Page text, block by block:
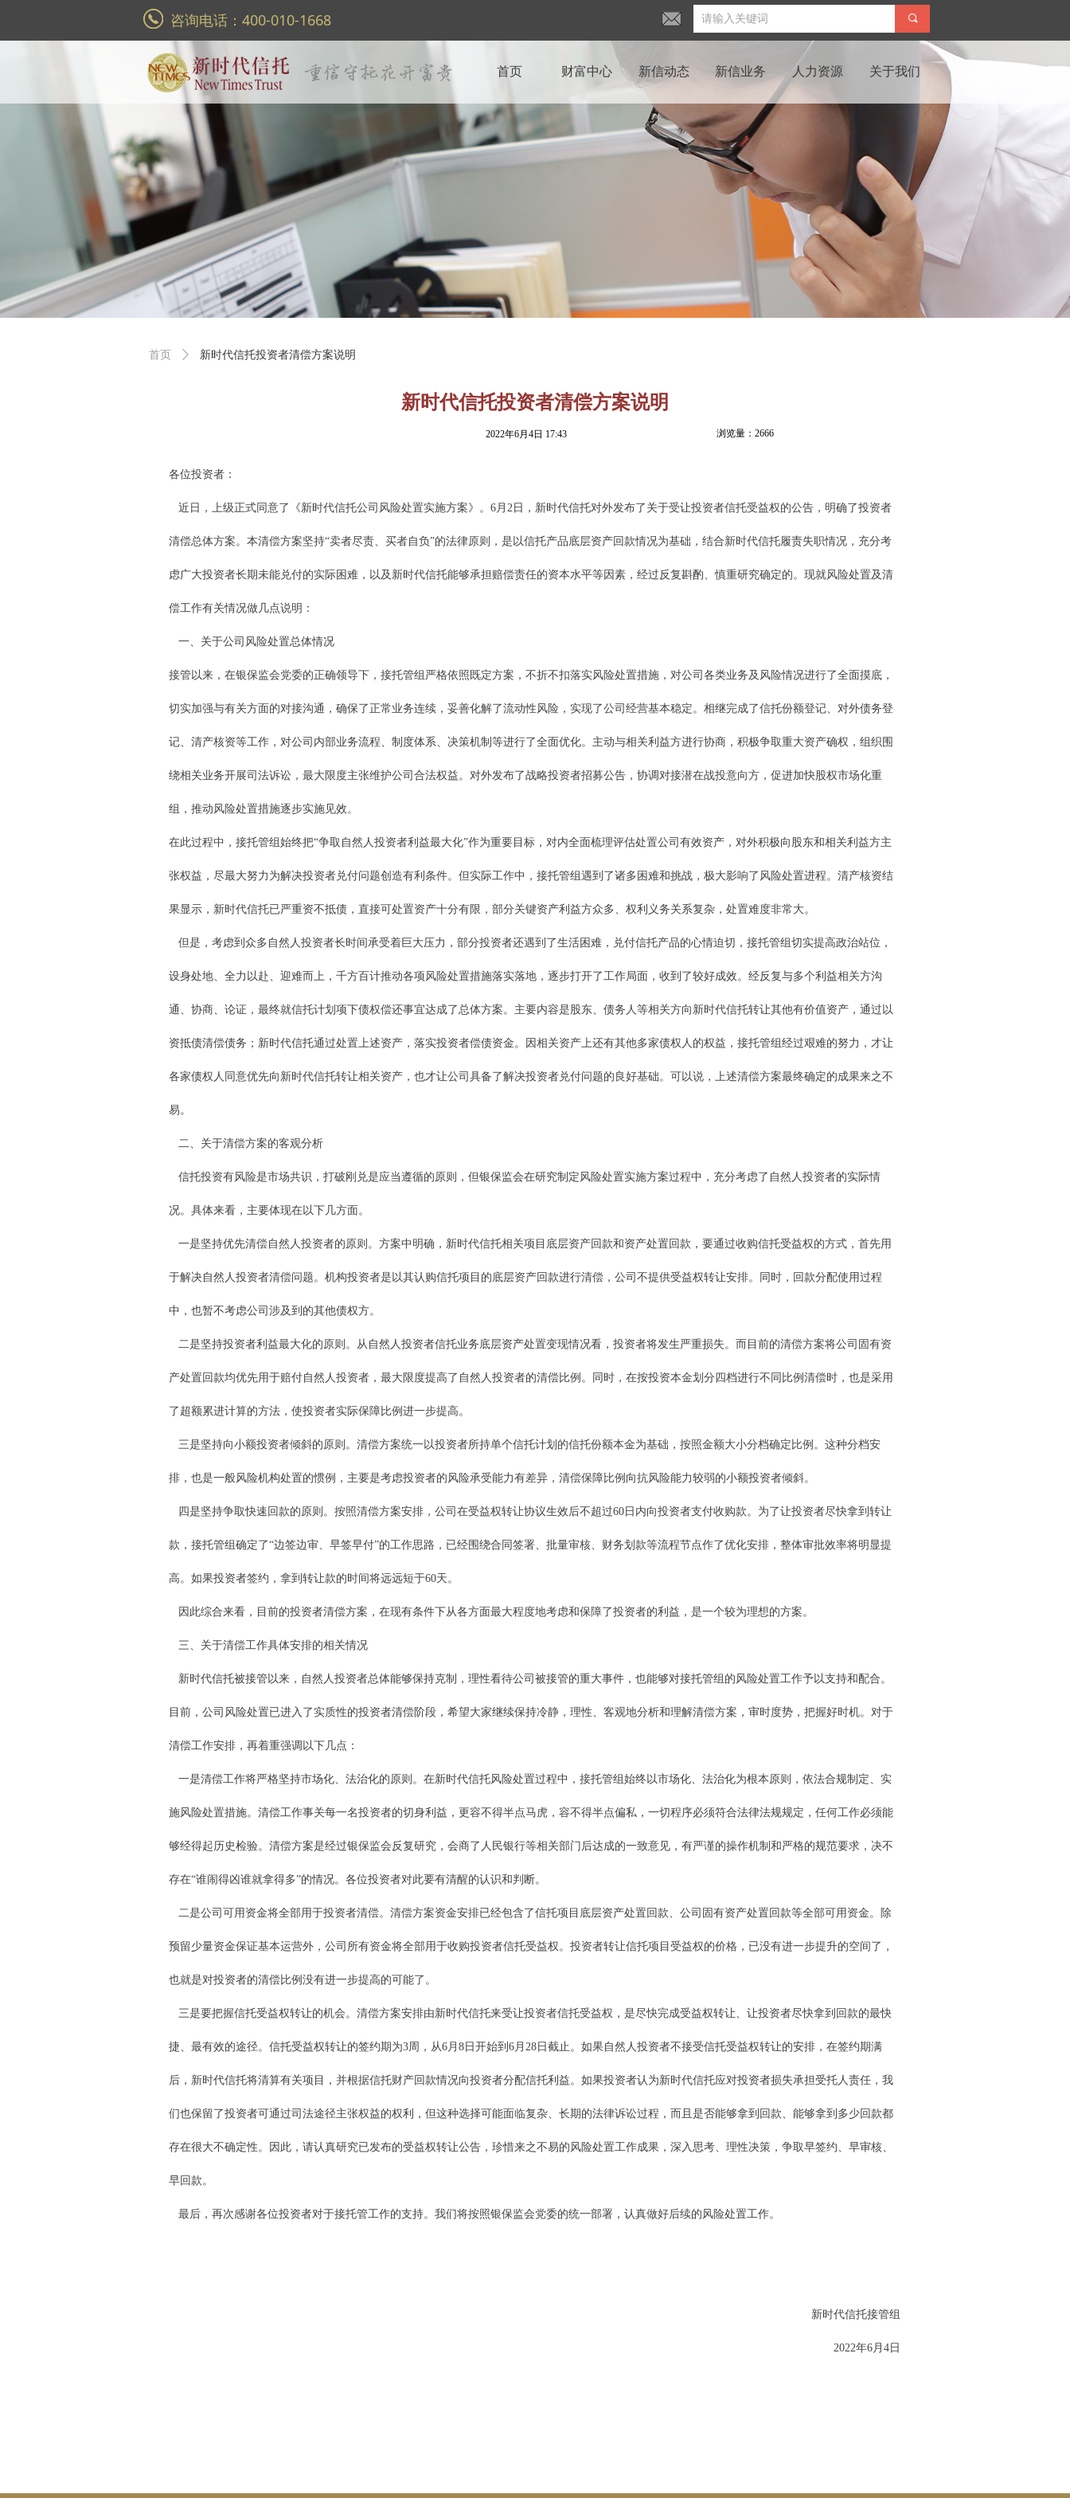
咨询电话：400-010-1668 끠
首页 财富中心 新信动态 新信业务 人力资源 关于我们
新时代信托投资者清偿方案说明
首页 ꄲ 新时代信托投资者清偿方案说明
各位投资者：
近日，上级正式同意了《新时代信托公司风险处置实施方案》。6月2日，新时代信托对外发布了关于受让投资者信托受益权的公告，明确了投资者
清偿总体方案。本清偿方案坚持“卖者尽责、买者自负”的法律原则，是以信托产品底层资产回款情况为基础，结合新时代信托履责失职情况，充分考
虑广大投资者长期未能兑付的实际困难，以及新时代信托能够承担赔偿责任的资本水平等因素，经过反复斟酌、慎重研究确定的。现就风险处置及清
偿工作有关情况做几点说明：
一、关于公司风险处置总体情况
接管以来，在银保监会党委的正确领导下，接托管组严格依照既定方案，不折不扣落实风险处置措施，对公司各类业务及风险情况进行了全面摸底，
切实加强与有关方面的对接沟通，确保了正常业务连续，妥善化解了流动性风险，实现了公司经营基本稳定。相继完成了信托份额登记、对外债务登
记、清产核资等工作，对公司内部业务流程、制度体系、决策机制等进行了全面优化。主动与相关利益方进行协商，积极争取重大资产确权，组织围
绕相关业务开展司法诉讼，最大限度主张维护公司合法权益。对外发布了战略投资者招募公告，协调对接潜在战投意向方，促进加快股权市场化重
组，推动风险处置措施逐步实施见效。
在此过程中，接托管组始终把“争取自然人投资者利益最大化”作为重要目标，对内全面梳理评估处置公司有效资产，对外积极向股东和相关利益方主
张权益，尽最大努力为解决投资者兑付问题创造有利条件。但实际工作中，接托管组遇到了诸多困难和挑战，极大影响了风险处置进程。清产核资结
果显示，新时代信托已严重资不抵债，直接可处置资产十分有限，部分关键资产利益方众多、权利义务关系复杂，处置难度非常大。
但是，考虑到众多自然人投资者长时间承受着巨大压力，部分投资者还遇到了生活困难，兑付信托产品的心情迫切，接托管组切实提高政治站位，
设身处地、全力以赴、迎难而上，千方百计推动各项风险处置措施落实落地，逐步打开了工作局面，收到了较好成效。经反复与多个利益相关方沟
通、协商、论证，最终就信托计划项下债权偿还事宜达成了总体方案。主要内容是股东、债务人等相关方向新时代信托转让其他有价值资产，通过以
资抵债清偿债务；新时代信托通过处置上述资产，落实投资者偿债资金。因相关资产上还有其他多家债权人的权益，接托管组经过艰难的努力，才让
各家债权人同意优先向新时代信托转让相关资产，也才让公司具备了解决投资者兑付问题的良好基础。可以说，上述清偿方案最终确定的成果来之不
易。
二、关于清偿方案的客观分析
信托投资有风险是市场共识，打破刚兑是应当遵循的原则，但银保监会在研究制定风险处置实施方案过程中，充分考虑了自然人投资者的实际情
况。具体来看，主要体现在以下几方面。
一是坚持优先清偿自然人投资者的原则。方案中明确，新时代信托相关项目底层资产回款和资产处置回款，要通过收购信托受益权的方式，首先用
于解决自然人投资者清偿问题。机构投资者是以其认购信托项目的底层资产回款进行清偿，公司不提供受益权转让安排。同时，回款分配使用过程
中，也暂不考虑公司涉及到的其他债权方。
二是坚持投资者利益最大化的原则。从自然人投资者信托业务底层资产处置变现情况看，投资者将发生严重损失。而目前的清偿方案将公司固有资
产处置回款均优先用于赔付自然人投资者，最大限度提高了自然人投资者的清偿比例。同时，在按投资本金划分四档进行不同比例清偿时，也是采用
了超额累进计算的方法，使投资者实际保障比例进一步提高。
三是坚持向小额投资者倾斜的原则。清偿方案统一以投资者所持单个信托计划的信托份额本金为基础，按照金额大小分档确定比例。这种分档安
排，也是一般风险机构处置的惯例，主要是考虑投资者的风险承受能力有差异，清偿保障比例向抗风险能力较弱的小额投资者倾斜。
四是坚持争取快速回款的原则。按照清偿方案安排，公司在受益权转让协议生效后不超过60日内向投资者支付收购款。为了让投资者尽快拿到转让
款，接托管组确定了“边签边审、早签早付”的工作思路，已经围绕合同签署、批量审核、财务划款等流程节点作了优化安排，整体审批效率将明显提
高。如果投资者签约，拿到转让款的时间将远远短于60天。
因此综合来看，目前的投资者清偿方案，在现有条件下从各方面最大程度地考虑和保障了投资者的利益，是一个较为理想的方案。
三、关于清偿工作具体安排的相关情况
新时代信托被接管以来，自然人投资者总体能够保持克制，理性看待公司被接管的重大事件，也能够对接托管组的风险处置工作予以支持和配合。
目前，公司风险处置已进入了实质性的投资者清偿阶段，希望大家继续保持冷静，理性、客观地分析和理解清偿方案，审时度势，把握好时机。对于
清偿工作安排，再着重强调以下几点：
一是清偿工作将严格坚持市场化、法治化的原则。在新时代信托风险处置过程中，接托管组始终以市场化、法治化为根本原则，依法合规制定、实
施风险处置措施。清偿工作事关每一名投资者的切身利益，更容不得半点马虎，容不得半点偏私，一切程序必须符合法律法规规定，任何工作必须能
够经得起历史检验。清偿方案是经过银保监会反复研究，会商了人民银行等相关部门后达成的一致意见，有严谨的操作机制和严格的规范要求，决不
存在“谁闹得凶谁就拿得多”的情况。各位投资者对此要有清醒的认识和判断。
二是公司可用资金将全部用于投资者清偿。清偿方案资金安排已经包含了信托项目底层资产处置回款、公司固有资产处置回款等全部可用资金。除
预留少量资金保证基本运营外，公司所有资金将全部用于收购投资者信托受益权。投资者转让信托项目受益权的价格，已没有进一步提升的空间了，
也就是对投资者的清偿比例没有进一步提高的可能了。
三是要把握信托受益权转让的机会。清偿方案安排由新时代信托来受让投资者信托受益权，是尽快完成受益权转让、让投资者尽快拿到回款的最快
捷、最有效的途径。信托受益权转让的签约期为3周，从6月8日开始到6月28日截止。如果自然人投资者不接受信托受益权转让的安排，在签约期满
后，新时代信托将清算有关项目，并根据信托财产回款情况向投资者分配信托利益。如果投资者认为新时代信托应对投资者损失承担受托人责任，我
们也保留了投资者可通过司法途径主张权益的权利，但这种选择可能面临复杂、长期的法律诉讼过程，而且是否能够拿到回款、能够拿到多少回款都
存在很大不确定性。因此，请认真研究已发布的受益权转让公告，珍惜来之不易的风险处置工作成果，深入思考、理性决策，争取早签约、早审核、
早回款。
最后，再次感谢各位投资者对于接托管工作的支持。我们将按照银保监会党委的统一部署，认真做好后续的风险处置工作。
新时代信托接管组
2022年6月4日
2022年6月4日 17:43 浏览量： 2666